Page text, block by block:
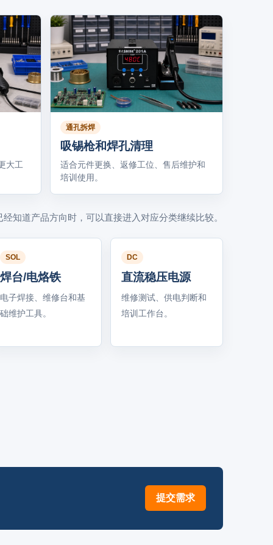
大工
通孔拆焊
吸锡枪和焊孔清理
适合元件更换、返修工位、售后维护和
培训使用。
经知道产品方向时，可以直接进入对应分类继续比较。
SOL
焊台/电烙铁
电子焊接、维修台和基
础维护工具。
DC
直流稳压电源
维修测试、供电判断和
培训工作台。
提交需求